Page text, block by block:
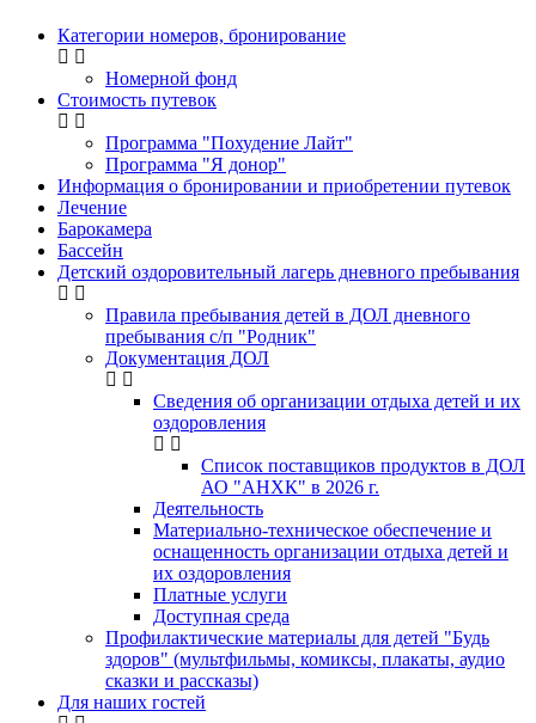
Категории номеров, бронирование
Номерной фонд
Стоимость путевок
Программа "Похудение Лайт"
Программа "Я донор"
Информация о бронировании и приобретении путевок
Лечение
Барокамера
Бассейн
Детский оздоровительный лагерь дневного пребывания
Правила пребывания детей в ДОЛ дневного
пребывания с/п "Родник"
Документация ДОЛ
Сведения об организации отдыха детей и их
оздоровления
Список поставщиков продуктов в ДОЛ
АО "АНХК" в 2026 г.
Деятельность
Материально-техническое обеспечение и
оснащенность организации отдыха детей и
их оздоровления
Платные услуги
Доступная среда
Профилактические материалы для детей "Будь
здоров" (мультфильмы, комиксы, плакаты, аудио
сказки и рассказы)
Для наших гостей